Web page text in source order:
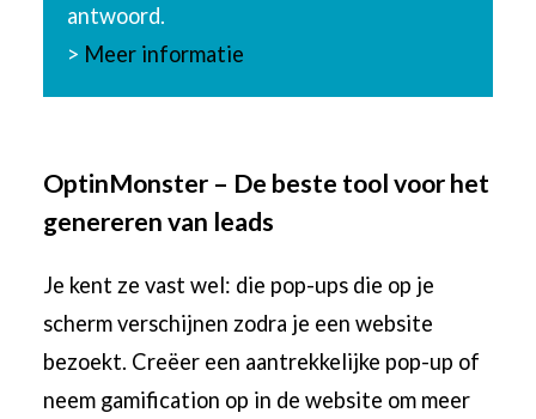
antwoord.
> Meer informatie
OptinMonster – De beste tool voor het
genereren van leads
Je kent ze vast wel: die pop-ups die op je
scherm verschijnen zodra je een website
bezoekt. Creëer een aantrekkelijke pop-up of
neem gamification op in de website om meer